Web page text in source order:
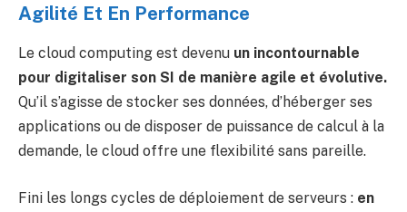
Agilité Et En Performance
Le cloud computing est devenu un incontournable
pour digitaliser son SI de manière agile et évolutive.
Qu’il s’agisse de stocker ses données, d’héberger ses
applications ou de disposer de puissance de calcul à la
demande, le cloud offre une flexibilité sans pareille.
Fini les longs cycles de déploiement de serveurs : en